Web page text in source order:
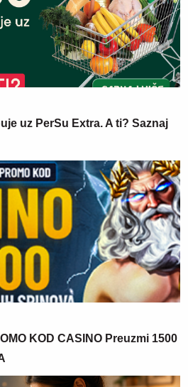
uz PerSu Extra. A ti? Saznaj
KOD CASINO Preuzmi 1500